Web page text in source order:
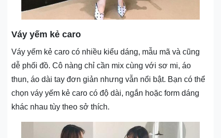
Váy yếm kẻ caro
Váy yếm kẻ caro có nhiều kiểu dáng, mẫu mã và cũng
dễ phối đồ. Cô nàng chỉ cần mix cùng với sơ mi, áo
thun, áo dài tay đơn giản nhưng vẫn nổi bật. Bạn có thể
chọn váy yếm kẻ caro có độ dài, ngắn hoặc form dáng
khác nhau tùy theo sở thích.